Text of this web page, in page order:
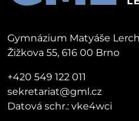
Gymnázium Matyáše
Žižkova 55, 616 00 Brno
+420 549 122 011
sekretariat@gml.cz
Datová schr.: vke4wci